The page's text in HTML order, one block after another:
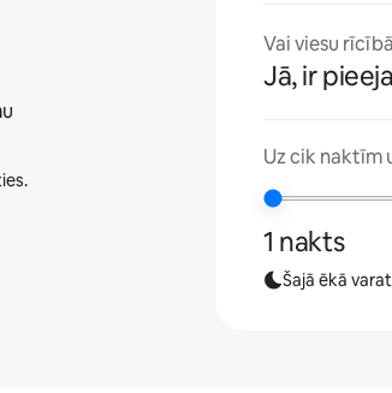
Vai viesu
Jā, ir
Uz cik naktīm
1 nakts
Šajā ēkā